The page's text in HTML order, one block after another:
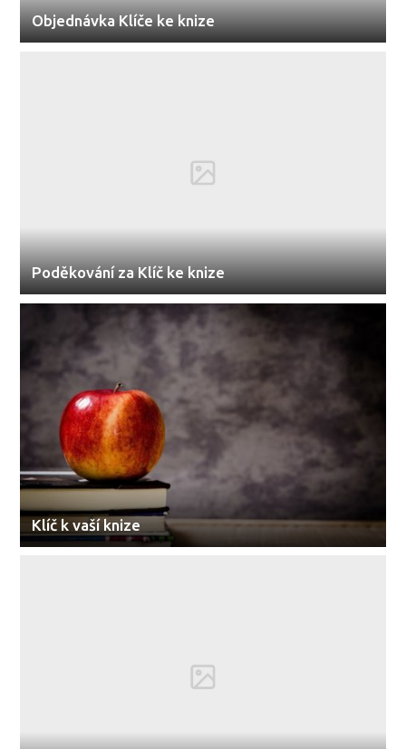
Objednávka Klíče ke knize
Poděkování za Klíč ke knize
Klíč k vaší knize